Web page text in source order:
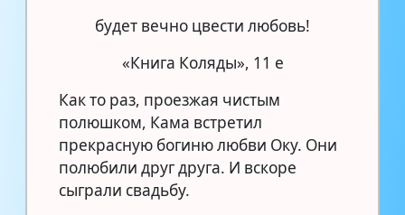
будет вечно цвести любовь!
«Книга Коляды», 11 е
Как то раз, проезжая чистым
полюшком, Кама встретил
прекрасную богиню любви Оку. Они
полюбили друг друга. И вскоре
сыграли свадьбу.